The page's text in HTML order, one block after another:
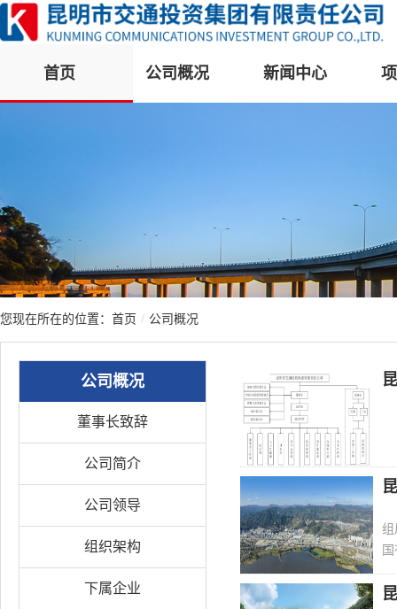
首页 公司概况 新闻中心
您现在所在的位置： 首页 / 公司概况
公司概况
董事长致辞
公司简介
公司领导
组织架构
下属企业